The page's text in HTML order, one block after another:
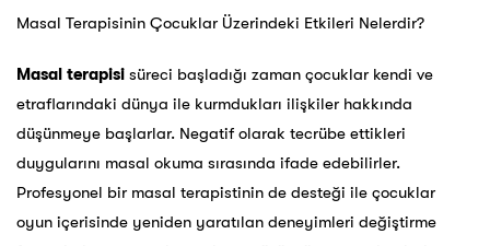
Masal Terapisinin Çocuklar Üzerindeki Etkileri Nelerdir?
Masal terapisi süreci başladığı zaman çocuklar kendi ve
etraflarındaki dünya ile kurmdukları ilişkiler hakkında
düşünmeye başlarlar. Negatif olarak tecrübe ettikleri
duygularını masal okuma sırasında ifade edebilirler.
Profesyonel bir masal terapistinin de desteği ile çocuklar
oyun içerisinde yeniden yaratılan deneyimleri değiştirme